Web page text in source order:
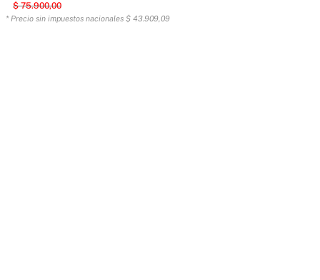
$ 75.900,00
* Precio sin impuestos nacionales $ 43.909,09